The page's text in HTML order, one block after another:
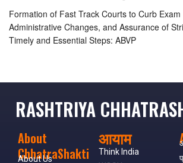
Formation of Fast Track Courts to Curb Exam
Administrative Changes, and Assurance of
Timely and Essential Steps: ABVP
RASHTRIYA
About
ChhatraShakti
About Us
आयाम
Think India